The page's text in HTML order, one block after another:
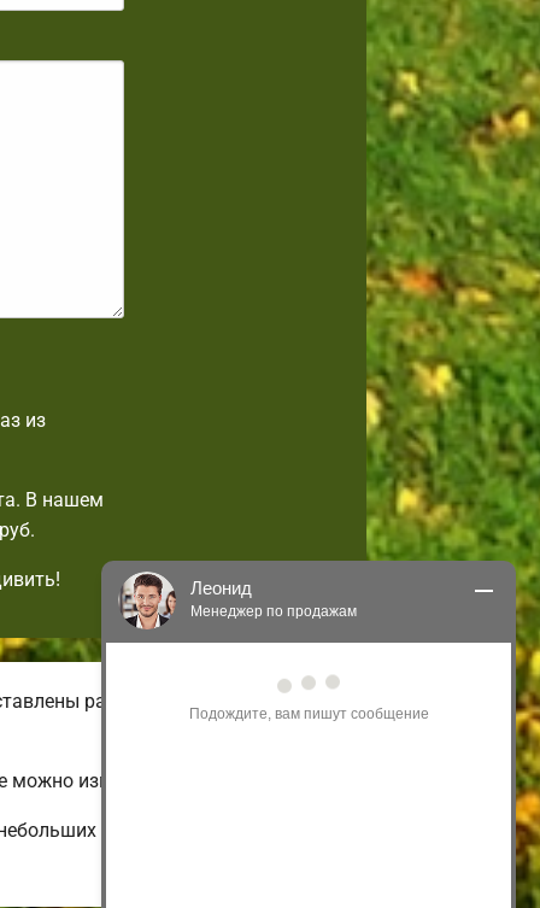
из
В нашем
разнообразные виды
изменить на свой вкус.
и недорогих до огромных
Леонид
Менеджер по продажам
Здравствуйте! Я могу
акциям и проектам.